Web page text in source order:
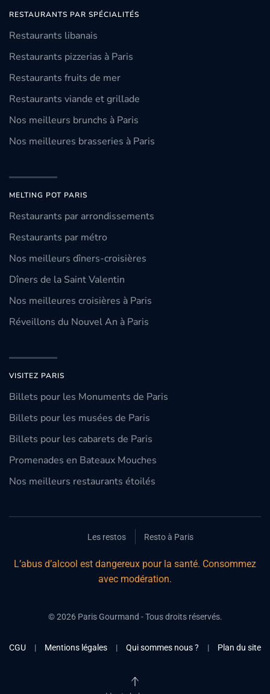
RESTAURANTS PAR SPÉCIALITÉS
Restaurants libanais
Restaurants pizzerias à Paris
Restaurants fruits de mer
Restaurants viande et grillade
Nos meilleurs brunchs à Paris
Nos meilleures brasseries à Paris
MELTING POT PARIS
Restaurants par arrondissements
Restaurants par métro
Nos meilleurs dîners-croisières
Dîners de la Saint Valentin
Nos meilleures croisières à Paris
Réveillons du Nouvel An à Paris
VISITEZ PARIS
Billets pour les Monuments de Paris
Billets pour les musées de Paris
Billets pour les cabarets de Paris
Promenades en Bateaux Mouches
Nos meilleurs restaurants étoilés
Les restos Resto à Paris
L’abus d’alcool est dangereux pour la santé. Consommez
avec modération.
©2026Paris Gourmand - Tous droits réservés.
CGU | Mentions légales | Qui sommes nous ? | Plan du site